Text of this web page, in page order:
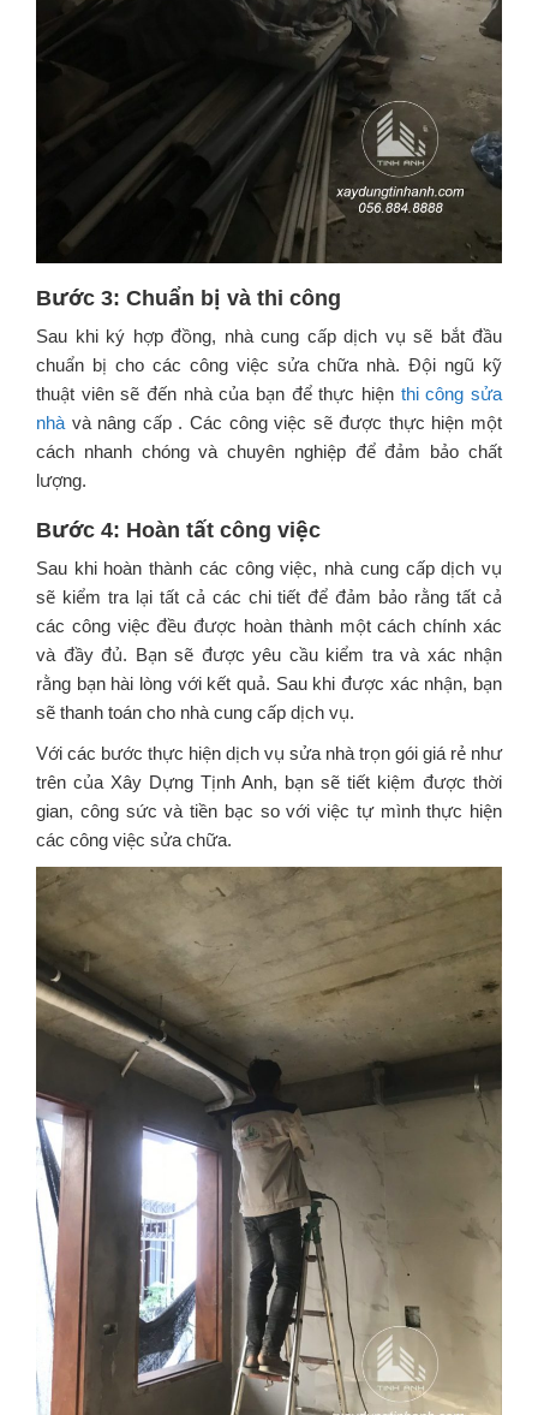
Bước 3: Chuẩn bị và thi công
Sau khi ký hợp đồng, nhà cung cấp dịch vụ sẽ bắt đầu
chuẩn bị cho các công việc sửa chữa nhà. Đội ngũ kỹ
thuật viên sẽ đến nhà của bạn để thực hiện thi công sửa
nhà và nâng cấp . Các công việc sẽ được thực hiện một
cách nhanh chóng và chuyên nghiệp để đảm bảo chất
lượng.
Bước 4: Hoàn tất công việc
Sau khi hoàn thành các công việc, nhà cung cấp dịch vụ
sẽ kiểm tra lại tất cả các chi tiết để đảm bảo rằng tất cả
các công việc đều được hoàn thành một cách chính xác
và đầy đủ. Bạn sẽ được yêu cầu kiểm tra và xác nhận
rằng bạn hài lòng với kết quả. Sau khi được xác nhận, bạn
sẽ thanh toán cho nhà cung cấp dịch vụ.
Với các bước thực hiện dịch vụ sửa nhà trọn gói giá rẻ như
trên của Xây Dựng Tịnh Anh, bạn sẽ tiết kiệm được thời
gian, công sức và tiền bạc so với việc tự mình thực hiện
các công việc sửa chữa.